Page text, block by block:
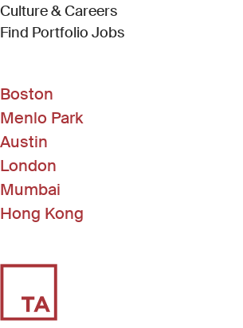
Culture & Careers
Find Portfolio Jobs(Link opens in new
Boston
Menlo Park
Austin
London
Mumbai
Hong Kong